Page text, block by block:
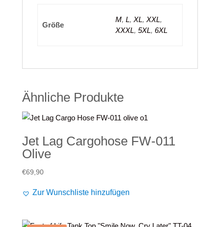
Größe
M, L, XL, XXL,
XXXL, 5XL, 6XL
Ähnliche Produkte
Jet Lag Cargohose FW-011
Olive
€69,90
Zur Wunschliste hinzufügen